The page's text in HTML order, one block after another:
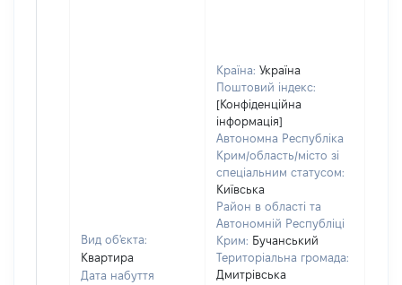
Вид об'єкта:
Квартира
Дата набуття
Країна: Україна
Поштовий індекс:
[Конфіденційна
інформація]
Автономна Республіка
Крим/область/місто зі
спеціальним статусом:
Київська
Район в області та
Автономній Республіці
Крим: Бучанський
Територіальна громада:
Дмитрівська